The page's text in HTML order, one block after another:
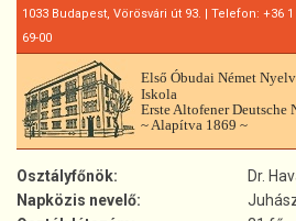
Ugrás1033 Budapest, Vörösvári út 93. | Telefon: +36 1
69-00
Első Óbudai Német
Iskola
Erste Altofener Deutsche
~ Alapítva 1869 ~
Osztályfőnök
Dr.
Napközis nevelő